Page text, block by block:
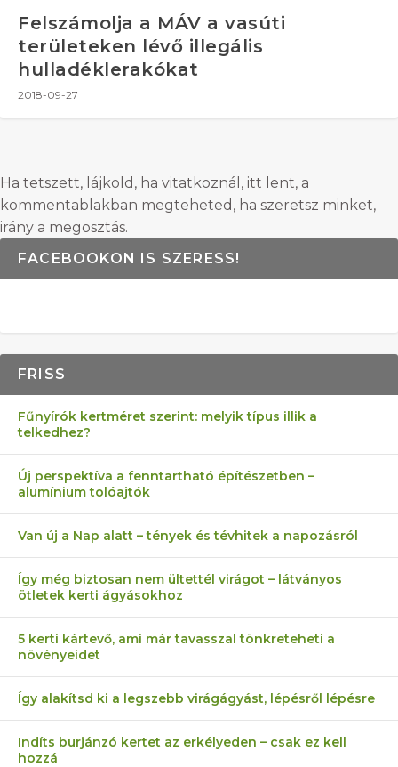
Felszámolja a MÁV a vasúti
területeken lévő illegális
hulladéklerakókat
2018-09-27
Ha tetszett, lájkold, ha vitatkoznál, itt lent, a
kommentablakban megteheted, ha szeretsz minket,
irány a megosztás.
FACEBOOKON IS SZERESS!
FRISS
Fűnyírók kertméret szerint: melyik típus illik a
telkedhez?
Új perspektíva a fenntartható építészetben –
alumínium tolóajtók
Van új a Nap alatt – tények és tévhitek a napozásról
Így még biztosan nem ültettél virágot – látványos
ötletek kerti ágyásokhoz
5 kerti kártevő, ami már tavasszal tönkreteheti a
növényeidet
Így alakítsd ki a legszebb virágágyást, lépésről lépésre
Indíts burjánzó kertet az erkélyeden – csak ez kell
hozzá